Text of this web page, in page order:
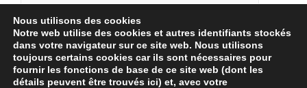
web
Enregistrer mon nom, mon e-mail et mon site
dans le navigateur pour mon prochain
commentaire.
Nous utilisons des cookies
Notre web utilise des cookies et autres identifiants stockés
dans votre navigateur sur ce site web. Nous utilisons
toujours certains cookies car ils sont nécessaires pour
fournir les fonctions de base de ce site web (dont les
détails peuvent être trouvés ici) et, avec votre